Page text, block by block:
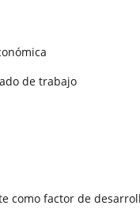
de trabajo
como factor de